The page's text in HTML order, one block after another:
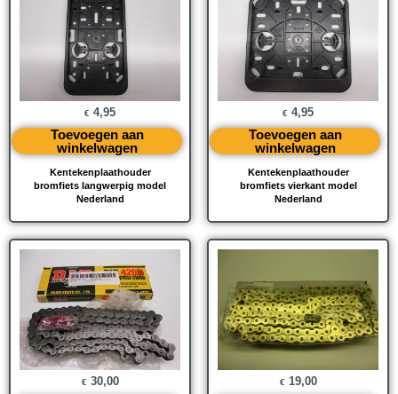
Kentekenplaathouder
bromfiets langwerpig model
Nederland
€ 4,95
Toevoegen aan
winkelwagen
Kentekenplaathouder
bromfiets vierkant model
Nederland
€ 4,95
Toevoegen aan
winkelwagen
€ 30,00 € 19,00